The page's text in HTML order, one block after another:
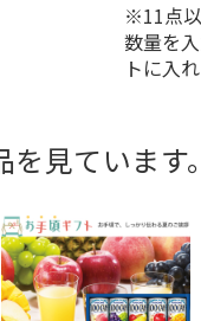
※11点
数量を
トに入
見ています。